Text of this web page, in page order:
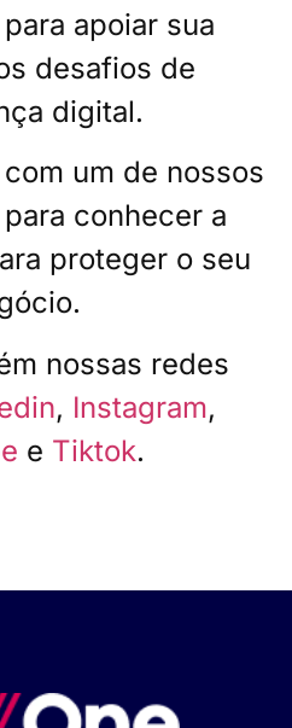
apoiar sua
desafios de
digital.
um de nossos
conhecer a
proteger o seu
nossas redes
, Instagram,
e Tiktok.